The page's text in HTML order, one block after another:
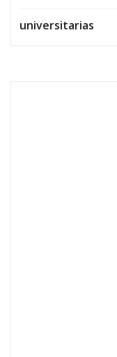
universitarias